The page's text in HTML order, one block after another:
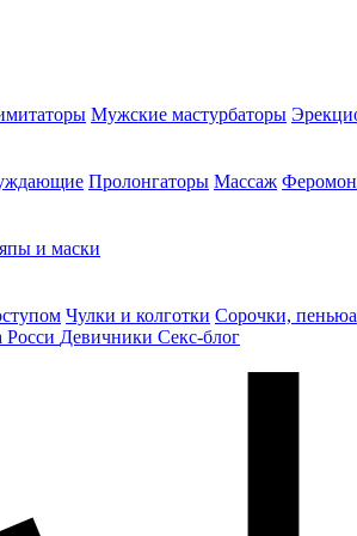
Мужские мастурбаторы
Пролонгаторы Массаж
и маски
Чулки и колготки Сорочки,
Девичники Секс-блог